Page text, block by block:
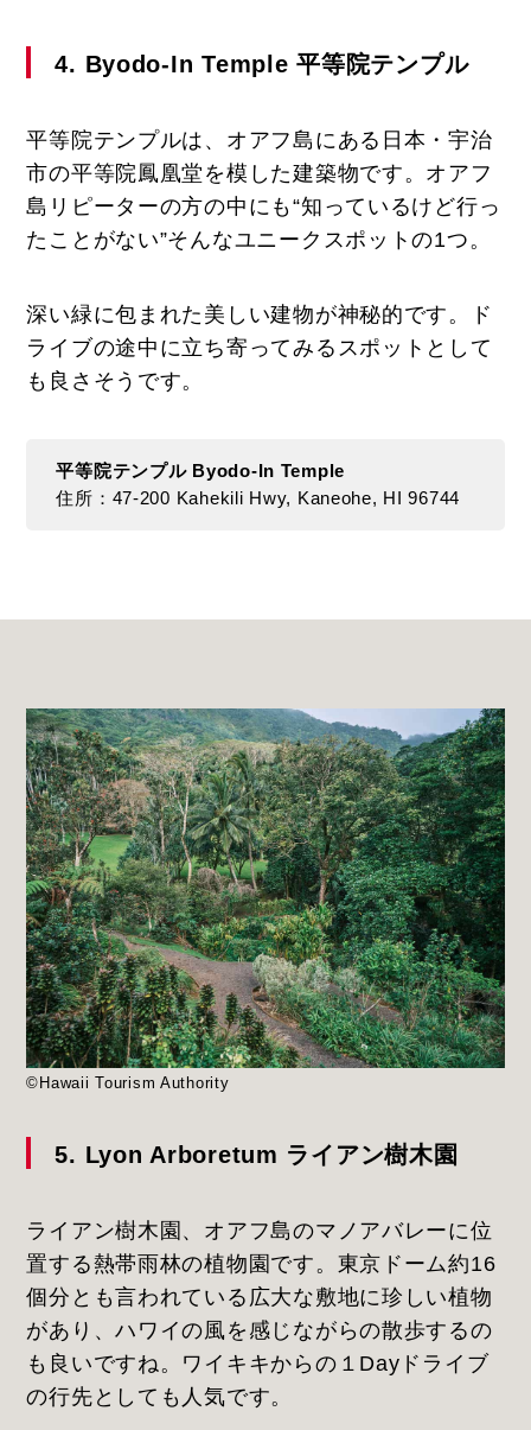
4. Byodo-In Temple 平等院テンプル
平等院テンプルは、オアフ島にある日本・宇治
市の平等院鳳凰堂を模した建築物です。オアフ
島リピーターの方の中にも“知っているけど行っ
たことがない”そんなユニークスポットの1つ。
深い緑に包まれた美しい建物が神秘的です。ド
ライブの途中に立ち寄ってみるスポットとして
も良さそうです。
平等院テンプル Byodo-In Temple
住所：47-200 Kahekili Hwy, Kaneohe, HI 96744
©Hawaii Tourism Authority
5. Lyon Arboretum ライアン樹木園
ライアン樹木園、オアフ島のマノアバレーに位
置する熱帯雨林の植物園です。東京ドーム約16
個分とも言われている広大な敷地に珍しい植物
があり、ハワイの風を感じながらの散歩するの
も良いですね。ワイキキからの１Dayドライブ
の行先としても人気です。